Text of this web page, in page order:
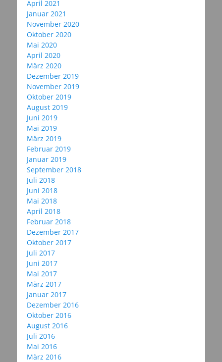
April 2021
Januar 2021
November 2020
Oktober 2020
Mai 2020
April 2020
März 2020
Dezember 2019
November 2019
Oktober 2019
August 2019
Juni 2019
Mai 2019
März 2019
Februar 2019
Januar 2019
September 2018
Juli 2018
Juni 2018
Mai 2018
April 2018
Februar 2018
Dezember 2017
Oktober 2017
Juli 2017
Juni 2017
Mai 2017
März 2017
Januar 2017
Dezember 2016
Oktober 2016
August 2016
Juli 2016
Mai 2016
März 2016